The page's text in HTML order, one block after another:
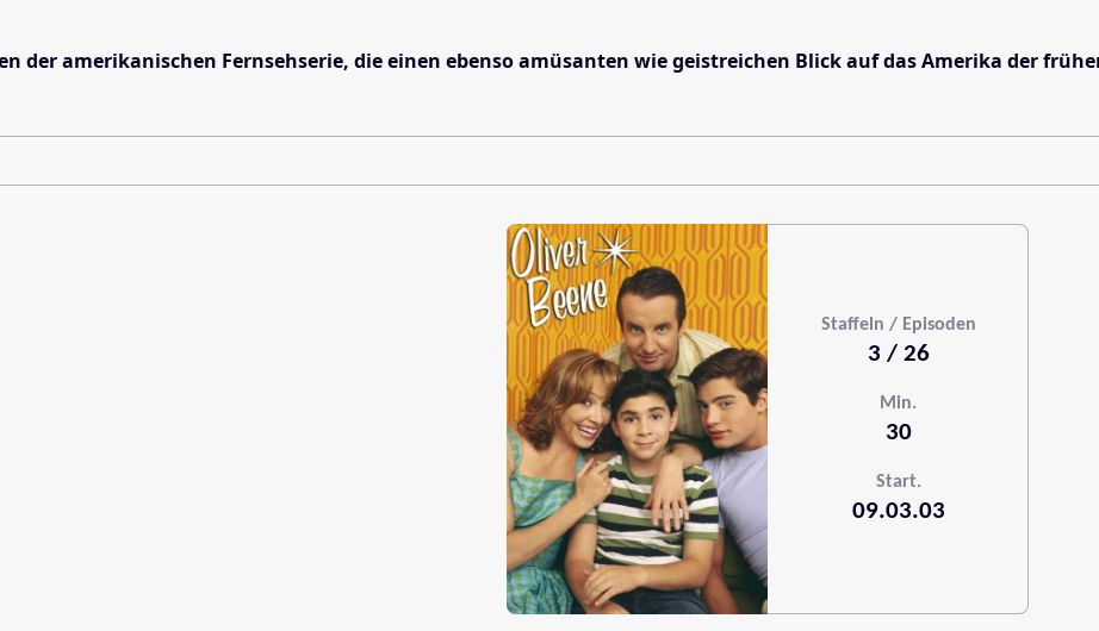
der amerikanischen Fernsehserie, die einen ebenso amüsanten wie geistreichen Blick auf das Amerika der
Staffeln / Episoden
3 / 26
Min.
30
Start.
09.03.03